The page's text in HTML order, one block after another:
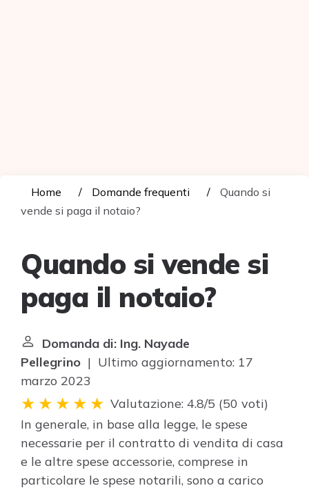
Home Domande frequenti
Quando si
vende si paga il notaio?
Quando si vende si
paga il notaio?
Domanda di: Ing. Nayade
Pellegrino | Ultimo aggiornamento: 17
marzo 2023
Valutazione: 4.8/5 (50 voti)
In generale, in base alla legge, le spese
necessarie per il contratto di vendita di casa
e le altre spese accessorie, comprese in
particolare le spese notarili, sono a carico